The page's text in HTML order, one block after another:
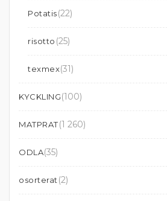
Potatis(22)
risotto (25)
texmex(31)
KYCKLING(100)
MATPRAT(1 260)
ODLA(35)
osorterat (2)